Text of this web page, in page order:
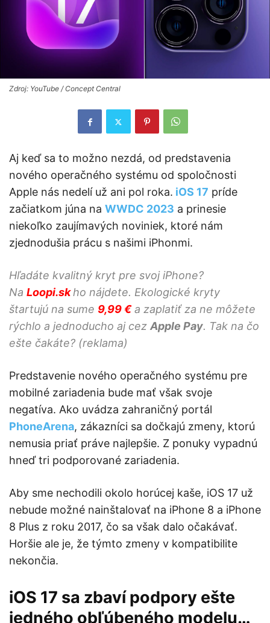
Zdroj: YouTube / Concept Central
Aj keď sa to možno nezdá, od predstavenia
nového operačného systému od spoločnosti
Apple nás nedelí už ani pol roka. iOS 17 príde
začiatkom júna na WWDC 2023 a prinesie
niekoľko zaujímavých noviniek, ktoré nám
zjednodušia prácu s našimi iPhonmi.
Hľadáte kvalitný kryt pre svoj iPhone?
Na Loopi.skho nájdete. Ekologické kryty
štartujú na sume 9,99 €a zaplatiť za ne môžete
rýchlo a jednoducho aj cez Apple Pay. Tak na čo
ešte čakáte? (reklama)
Predstavenie nového operačného systému pre
mobilné zariadenia bude mať však svoje
negatíva. Ako uvádza zahraničný portál
PhoneArena, zákazníci sa dočkajú zmeny, ktorú
nemusia priať práve najlepšie. Z ponuky vypadnú
hneď tri podporované zariadenia.
Aby sme nechodili okolo horúcej kaše, iOS 17 už
nebude možné nainštalovať na iPhone 8 a iPhone
8 Plus z roku 2017, čo sa však dalo očakávať.
Horšie ale je, že týmto zmeny v kompatibilite
nekončia.
iOS 17 sa zbaví podpory ešte
jedného obľúbeného modelu…